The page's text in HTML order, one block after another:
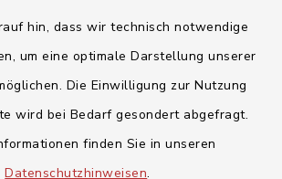
hin, dass wir technisch notwendige
um eine optimale Darstellung unserer
Die Einwilligung zur Nutzung
wird bei Bedarf gesondert abgefragt.
finden Sie in unseren
Datenschutzhinweisen.
Datenschutz
Impressum
Sitemap